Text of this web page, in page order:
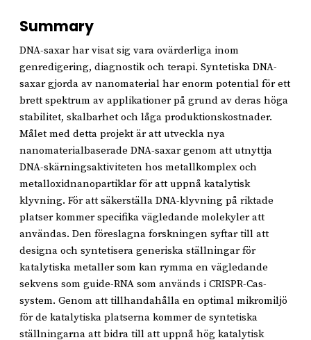
Summary
DNA-saxar har visat sig vara ovärderliga inom
genredigering, diagnostik och terapi. Syntetiska DNA-
saxar gjorda av nanomaterial har enorm potential för ett
brett spektrum av applikationer på grund av deras höga
stabilitet, skalbarhet och låga produktionskostnader.
Målet med detta projekt är att utveckla nya
nanomaterialbaserade DNA-saxar genom att utnyttja
DNA-skärningsaktiviteten hos metallkomplex och
metalloxidnanopartiklar för att uppnå katalytisk
klyvning. För att säkerställa DNA-klyvning på riktade
platser kommer specifika vägledande molekyler att
användas. Den föreslagna forskningen syftar till att
designa och syntetisera generiska ställningar för
katalytiska metaller som kan rymma en vägledande
sekvens som guide-RNA som används i CRISPR-Cas-
system. Genom att tillhandahålla en optimal mikromiljö
för de katalytiska platserna kommer de syntetiska
ställningarna att bidra till att uppnå hög katalytisk